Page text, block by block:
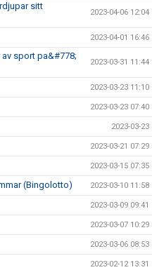
sitt
2023-04-06 12:04
2023-04-01 16:46
sport pa&#778;
2023-03-31 11:44
2023-03-23 11:10
2023-03-23 07:40
2023-03-23
2023-03-21 07:29
2023-03-15 07:35
(Bingolotto) 2023-03-10 11:58
2023-03-09 09:41
2023-03-07 10:29
2023-03-06 08:53
2023-02-12 13:31